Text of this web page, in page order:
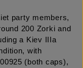
party members,
200 Zorki and
a Kiev IIIa
with
(both caps),